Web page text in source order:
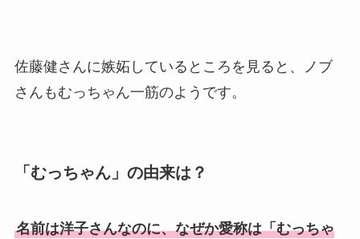
佐藤健さんに嫉妬しているところを見ると、ノブ
さんもむっちゃん一筋のようです。
「むっちゃん」の由来は？
名前は洋子さんなのに、なぜか愛称は「むっちゃ